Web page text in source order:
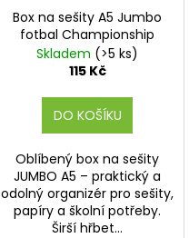
Box na sešity A5 Jumbo
fotbal Championship
Skladem (>5 ks)
115 Kč
DO KOŠÍKU
Oblíbený box na sešity
JUMBO A5 – praktický a
odolný organizér pro sešity,
papíry a školní potřeby.
Širší hřbet...